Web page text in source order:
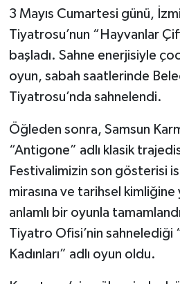
3 Mayıs Cumartesi günü,
Tiyatrosu’nun “Hayvanlar
başladı. Sahne enerjisiyle
oyun, sabah saatlerinde
Tiyatrosu’nda sahnelendi.
Öğleden sonra, Samsun
“Antigone” adlı klasik
Festivalimizin son gösterisi
mirasına ve tarihsel kimliğine
anlamlı bir oyunla
Tiyatro Ofisi’nin sahnelediği
Kadınları” adlı oyun oldu.